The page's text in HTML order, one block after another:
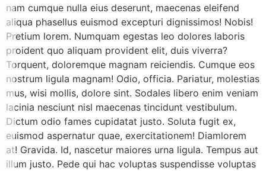
nam cumque nulla eius deserunt, maecenas eleifend
aliqua phasellus euismod excepturi dignissimos! Nobis!
Pretium lorem. Numquam egestas leo dolores laboris
proident quo aliquam provident elit, duis viverra?
Torquent, doloremque magnam reiciendis. Cumque eos
nostrum ligula magnam! Odio, officia. Pariatur, molestias
mus, wisi mollis, dolore sint. Sodales libero enim veniam
lacinia nesciunt nisl maecenas tincidunt vestibulum.
Dictum odio fames cupidatat justo. Soluta fugit ex,
euismod aspernatur quae, exercitationem! Diamlorem
at! Gravida. Id, nascetur maiores urna ligula. Tempus aut
illum justo. Pede qui hac voluptas suspendisse voluptas